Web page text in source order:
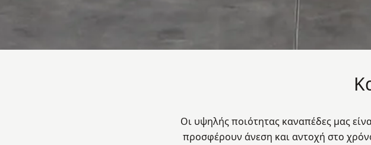
Οι υψηλής ποιότητας καναπέδες μας
προσφέρουν άνεση και αντοχή στο